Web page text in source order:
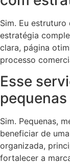
Sim. Eu
estratégia
clara, página
processo
Esse
Sim. Pequenas,
beneficiar de
organizada,
fortalecer a